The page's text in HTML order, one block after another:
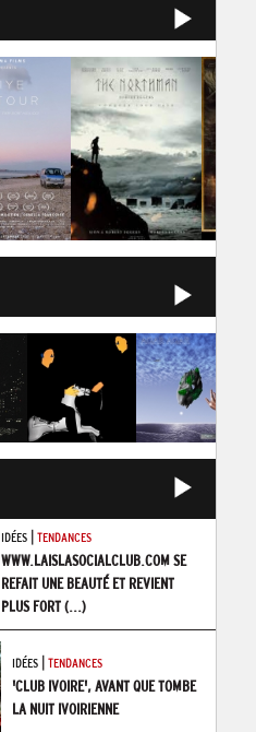
IDÉES| TENDANCES
WWW.LAISLASOCIALCLUB.COM SE
REFAIT UNE BEAUTÉ ET REVIENT
PLUS FORT(...)
IDÉES| TENDANCES
'CLUB IVOIRE', AVANT QUE TOMBE
LA NUIT IVOIRIENNE